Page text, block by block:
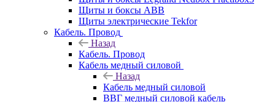
Щиты и боксы ABB
Щиты электрические Tekfor
Кабель. Провод
Назад
Кабель. Провод
Кабель медный силовой
Назад
Кабель медный силовой
ВВГ медный силовой кабель